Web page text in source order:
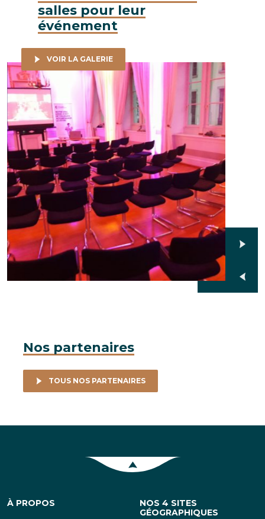
salles pour leur
événement
VOIR LA GALERIE
Ludus Events - Start To Play 2018, 23 août 2018 © Bartosch
Nos partenaires
TOUS NOS PARTENAIRES
Retour en haut de la page
À PROPOS
NOS 4 SITES
GÉOGRAPHIQUES